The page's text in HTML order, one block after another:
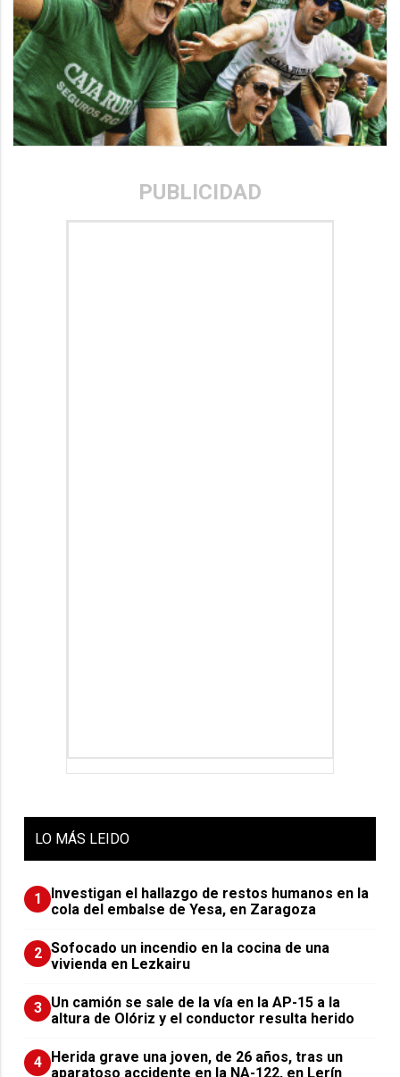
PUBLICIDAD
LO MÁS LEIDO
1
Investigan el hallazgo de restos humanos en la
cola del embalse de Yesa, en Zaragoza
2 Sofocado un incendio en la cocina de una
vivienda en Lezkairu
3 Un camión se sale de la vía en la AP-15 a la
altura de Olóriz y el conductor resulta herido
4
Herida grave una joven, de 26 años, tras un
aparatoso accidente en la NA-122, en Lerín